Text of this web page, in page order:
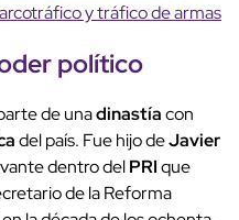
y tráfico de armas
político
de unadinastíacon
del país. Fue hijo deJavier
dentro delPRIque
de la Reforma